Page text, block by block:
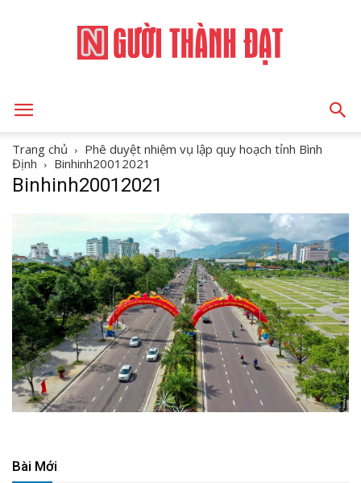
ĐẠT
Trang chủ
Phê duyệt nhiệm vụ lập quy hoạch tỉnh Bình
Định
Binhinh20012021
Binhinh20012021
Bài Mới